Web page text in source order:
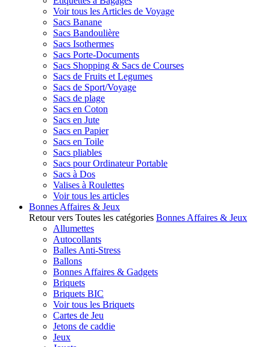
Voir tous les Articles de Voyage
Sacs Banane
Sacs Bandoulière
Sacs Isothermes
Sacs Porte-Documents
Sacs Shopping & Sacs de Courses
Sacs de Fruits et Legumes
Sacs de Sport/Voyage
Sacs de plage
Sacs en Coton
Sacs en Jute
Sacs en Papier
Sacs en Toile
Sacs pliables
Sacs pour Ordinateur Portable
Sacs à Dos
Valises à Roulettes
Voir tous les articles
Bonnes Affaires & Jeux
Retour vers Toutes les catégories Bonnes Affaires & Jeux
Allumettes
Autocollants
Balles Anti-Stress
Ballons
Bonnes Affaires & Gadgets
Briquets
Briquets BIC
Voir tous les Briquets
Cartes de Jeu
Jetons de caddie
Jeux